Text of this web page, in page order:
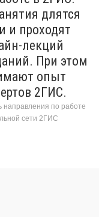
длятся
и проходят
лекций
При этом
опыт
2ГИС.
направления по работе
сети 2ГИС